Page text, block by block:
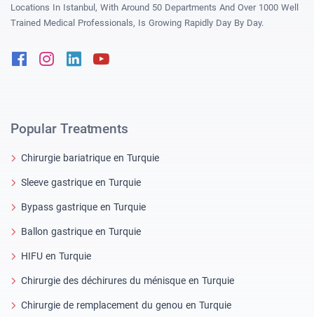
Locations In Istanbul, With Around 50 Departments And Over 1000 Well
Trained Medical Professionals, Is Growing Rapidly Day By Day.
FacebookInstagram
Linkedin
Popular Treatments
Chirurgie bariatrique en Turquie
Sleeve gastrique en Turquie
Bypass gastrique en Turquie
Ballon gastrique en Turquie
HIFU en Turquie
Chirurgie des déchirures du ménisque en Turquie
Chirurgie de remplacement du genou en Turquie